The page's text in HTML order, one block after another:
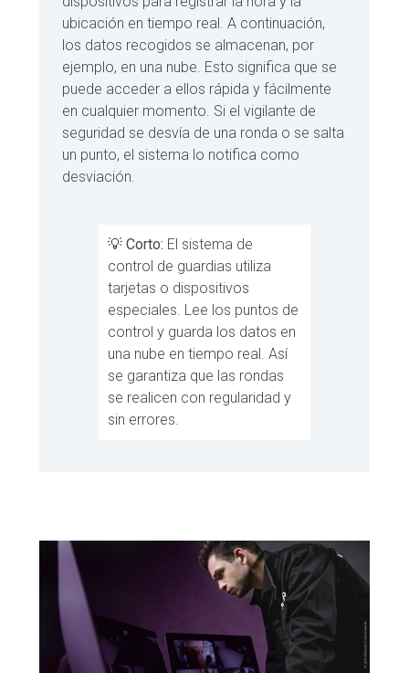
ubicación en tiempo real. A continuación,
los datos recogidos se almacenan, por
ejemplo, en una nube. Esto significa que se
puede acceder a ellos rápida y fácilmente
en cualquier momento. Si el vigilante de
seguridad se desvía de una ronda o se salta
un punto, el sistema lo notifica como
desviación.
💡 Corto: El sistema de
control de guardias utiliza
tarjetas o dispositivos
especiales. Lee los puntos de
control y guarda los datos en
una nube en tiempo real. Así
se garantiza que las rondas
se realicen con regularidad y
sin errores.